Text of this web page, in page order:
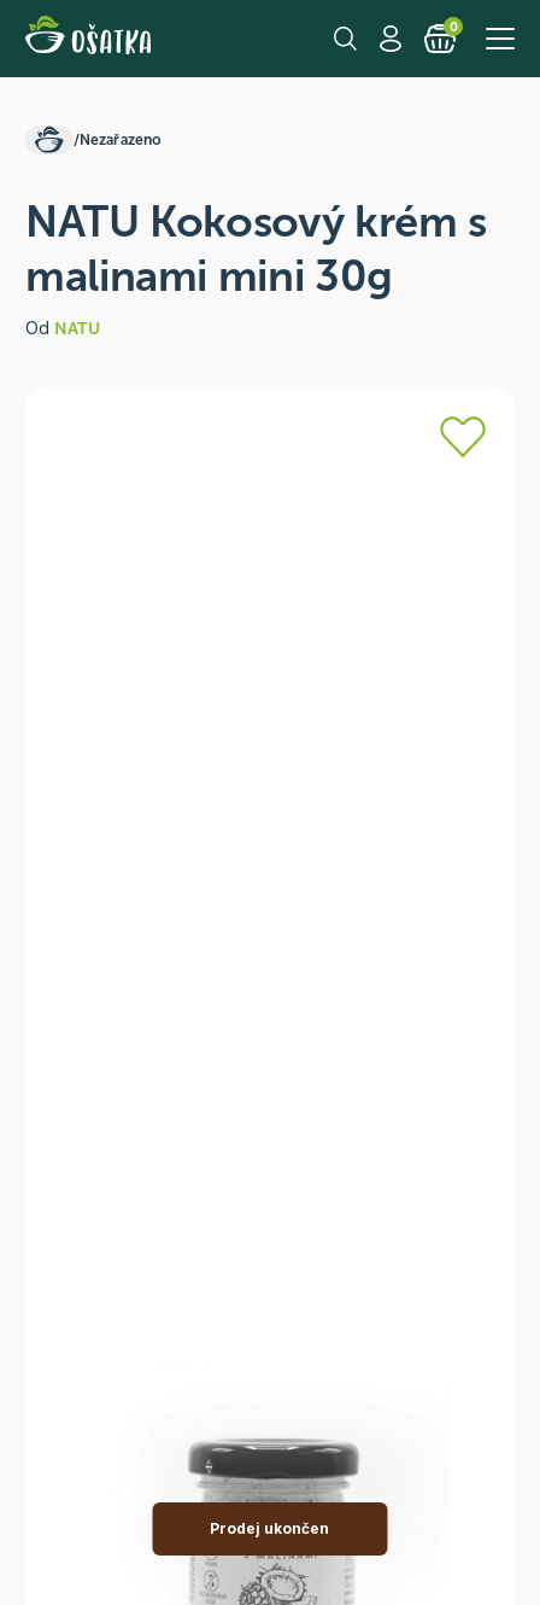
0
/Nezařazeno
Prodej ukončen
NATU Kokosový krém s
malinami mini 30g
Od NATU